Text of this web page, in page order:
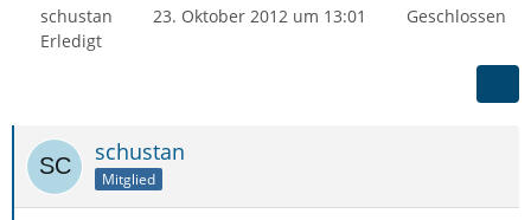
schustan 23. Oktober 2012 um 13:01
Geschlossen
Erledigt
schustan
Mitglied